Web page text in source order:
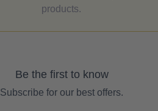
products.
Be the first to know
Subscribe for our best offers.